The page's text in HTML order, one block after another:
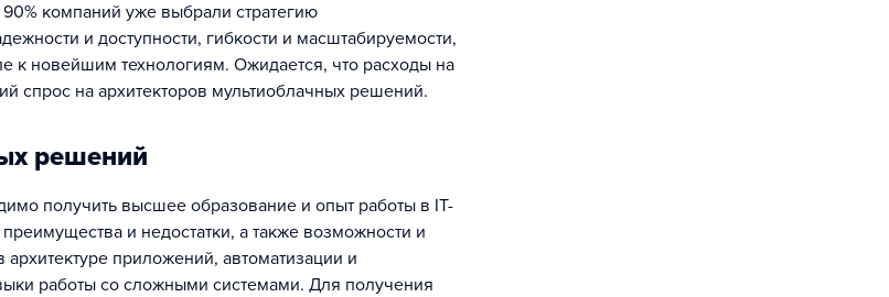
компаний уже выбрали стратегию
и доступности, гибкости и масштабируемости,
к новейшим технологиям. Ожидается, что расходы на
спрос на архитекторов мультиоблачных решений.
решений
получить высшее образование и опыт работы в IT-
и недостатки, а также возможности и
приложений, автоматизации и
работы со сложными системами. Для получения